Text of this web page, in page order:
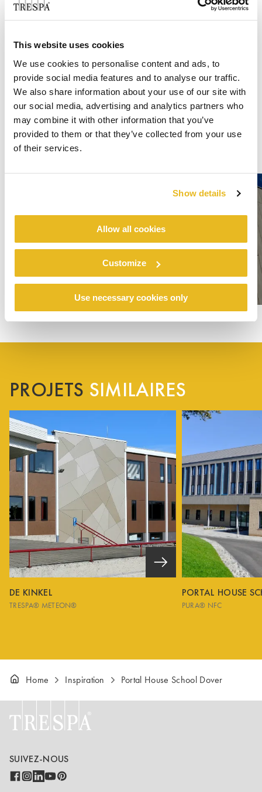
This website uses cookies
We use cookies to personalise content and ads, to
provide social media features and to analyse our traffic.
We also share information about your use of our site with
our social media, advertising and analytics partners who
may combine it with other information that you’ve
provided to them or that they’ve collected from your use
of their services.
Show details
Allow all cookies
Customize
Use necessary cookies only
PROJETS SIMILAIRES
DE KINKEL
TRESPA® METEON®
PORTAL HOUSE
PURA® NFC
Home Inspiration Portal House School Dover
SUIVEZ-NOUS